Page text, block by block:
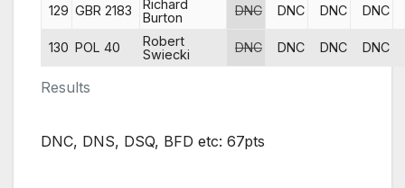
Results
129 GBR 2183
Richard
Burton
DNC DNC DNC DNC
130 POL 40
Robert
Swiecki
DNC DNC DNC DNC
DNC, DNS, DSQ, BFD etc: 67pts